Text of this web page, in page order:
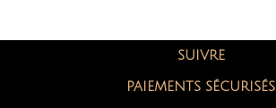
SUIVRE
PAIEMENTS SÉCURISÉS